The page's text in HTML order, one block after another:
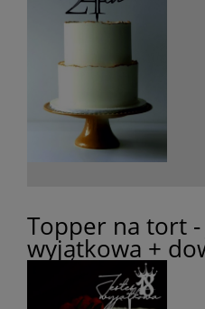
Topper na tort -
wyjątkowa +